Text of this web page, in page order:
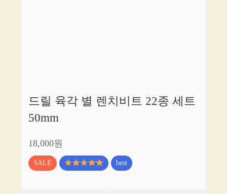
드릴 육각 별 렌치비트 22종 세트
50mm
18,000원
SALE best